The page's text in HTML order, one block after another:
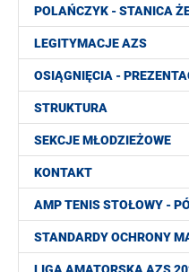
POLAŃCZYK - STANICA
LEGITYMACJE AZS
OSIĄGNIĘCIA -
STRUKTURA
SEKCJE MŁODZIEŻOWE
KONTAKT
AMP TENIS STOŁOWY -
STANDARDY OCHRONY